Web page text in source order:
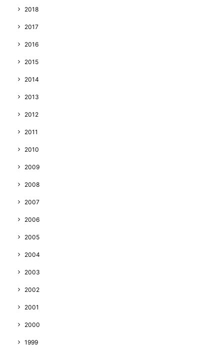
2018
2017
2016
2015
2014
2013
2012
2011
2010
2009
2008
2007
2006
2005
2004
2003
2002
2001
2000
1999